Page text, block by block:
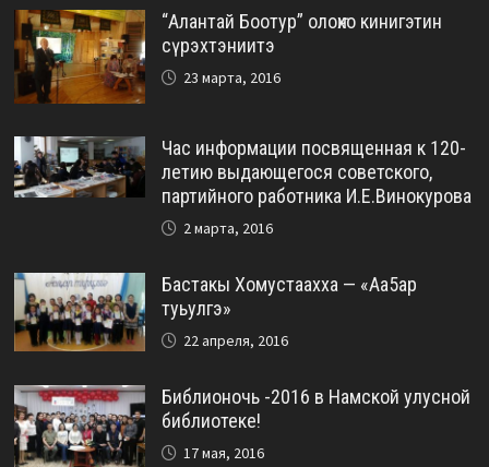
“Алантай Боотур” олоҥхо кинигэтин
сүрэхтэниитэ
23 марта, 2016
Час информации посвященная к 120-
летию выдающегося советского,
партийного работника И.Е.Винокурова
2 марта, 2016
Бастакы Хомустаахха — «Аа5ар
туьулгэ»
22 апреля, 2016
Библионочь -2016 в Намской улусной
библиотеке!
17 мая, 2016